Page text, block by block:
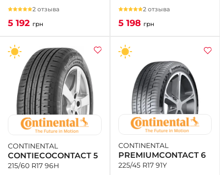
2 отзыва
5 192 грн
2 отзыва
5 198 грн
CONTINENTAL
CONTIECOCONTACT 5
215/60 R17 96H
CONTINENTAL
PREMIUMCONTACT 6
225/45 R17 91Y